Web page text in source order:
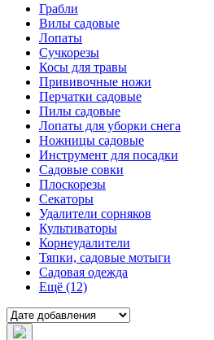
Грабли
Вилы садовые
Лопаты
Сучкорезы
Косы для травы
Прививочные ножи
Перчатки садовые
Пилы садовые
Лопаты для уборки снега
Ножницы садовые
Инструмент для посадки
Садовые совки
Плоскорезы
Секаторы
Удалители сорняков
Культиваторы
Корнеудалители
Тяпки, садовые мотыги
Садовая одежда
Ещё (12)